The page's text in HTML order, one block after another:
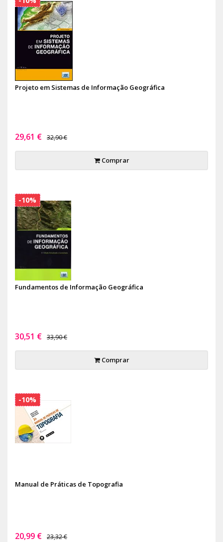
Projeto em Sistemas de Informação Geográfica
29,61 € 32,90 €
Comprar
Fundamentos de Informação Geográfica
30,51 € 33,90 €
Comprar
-10%
Manual de Práticas de Topografia
20,99 € 23,32 €
-10%